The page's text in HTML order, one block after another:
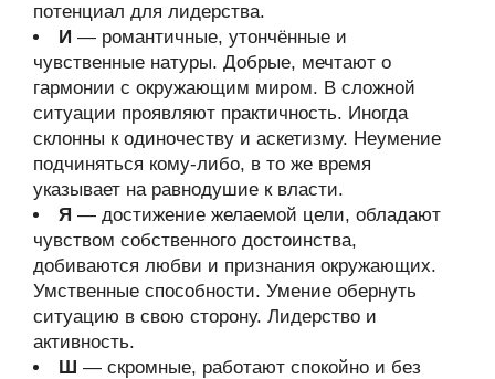
потенциал для лидерства.
И — романтичные, утончённые и
чувственные натуры. Добрые, мечтают о
гармонии с окружающим миром. В сложной
ситуации проявляют практичность. Иногда
склонны к одиночеству и аскетизму. Неумение
подчиняться кому-либо, в то же время
указывает на равнодушие к власти.
Я — достижение желаемой цели, обладают
чувством собственного достоинства,
добиваются любви и признания окружающих.
Умственные способности. Умение обернуть
ситуацию в свою сторону. Лидерство и
активность.
Ш — скромные, работают спокойно и без